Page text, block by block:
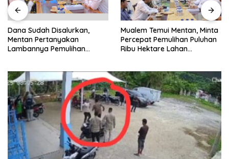
Dana Sudah Disalurkan,
Mentan Pertanyakan
Lambannya Pemulihan
Mualem Temui Mentan, Minta
Percepat Pemulihan Puluhan
Ribu Hektare Lahan